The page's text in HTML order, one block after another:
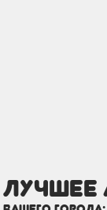
лучшее